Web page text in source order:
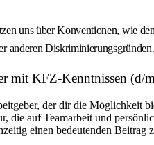
uns über Konventionen, wie
anderen Diskriminierungsgründen.
mit KFZ-Kenntnissen (d/
der dir die Möglichkeit
die auf Teamarbeit und
einen bedeutenden Beitrag